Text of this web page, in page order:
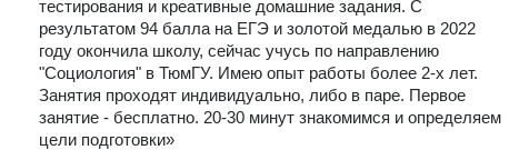
тестирования и креативные домашние задания. С
результатом 94 балла на ЕГЭ и золотой медалью в 2022
году окончила школу, сейчас учусь по направлению
"Социология" в ТюмГУ. Имею опыт работы более 2-х лет.
Занятия проходят индивидуально, либо в паре. Первое
занятие - бесплатно. 20-30 минут знакомимся и определяем
цели подготовки»